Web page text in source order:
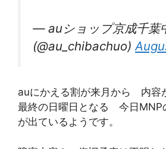
— auショップ京成千葉
(@au_chibachuo)
auにかえる割が来月から 内容
最終の日曜日となる 今日MNP
が出ているようです。